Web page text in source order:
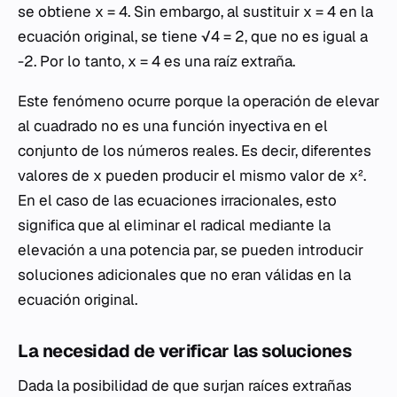
se obtiene x = 4. Sin embargo, al sustituir x = 4 en la
ecuación original, se tiene √4 = 2, que no es igual a
-2. Por lo tanto, x = 4 es una raíz extraña.
Este fenómeno ocurre porque la operación de elevar
al cuadrado no es una función inyectiva en el
conjunto de los números reales. Es decir, diferentes
valores de x pueden producir el mismo valor de x².
En el caso de las ecuaciones irracionales, esto
significa que al eliminar el radical mediante la
elevación a una potencia par, se pueden introducir
soluciones adicionales que no eran válidas en la
ecuación original.
La necesidad de verificar las soluciones
Dada la posibilidad de que surjan raíces extrañas